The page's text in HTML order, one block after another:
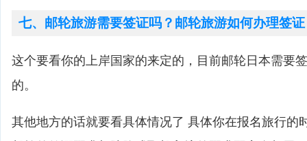
七、邮轮旅游需要签证吗？邮轮旅游如何办理签
这个要看你的上岸国家的来定的，目前邮轮日本需要
的。
其他地方的话就要看具体情况了 具体你在报名旅行的